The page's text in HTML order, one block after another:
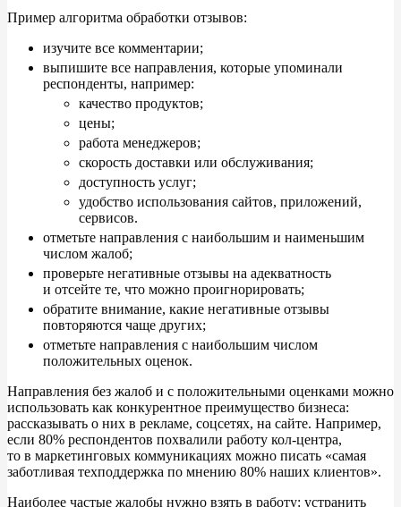
Пример алгоритма обработки отзывов:
изучите все комментарии;
выпишите все направления, которые упоминали
респонденты, например:
качество продуктов;
цены;
работа менеджеров;
скорость доставки или обслуживания;
доступность услуг;
удобство использования сайтов, приложений,
сервисов.
отметьте направления с наибольшим и наименьшим
числом жалоб;
проверьте негативные отзывы на адекватность
и отсейте те, что можно проигнорировать;
обратите внимание, какие негативные отзывы
повторяются чаще других;
отметьте направления с наибольшим числом
положительных оценок.
Направления без жалоб и с положительными оценками можно
использовать как конкурентное преимущество бизнеса:
рассказывать о них в рекламе, соцсетях, на сайте. Например,
если 80% респондентов похвалили работу кол-центра,
то в маркетинговых коммуникациях можно писать «самая
заботливая техподдержка по мнению 80% наших клиентов».
Наиболее частые жалобы нужно взять в работу: устранить